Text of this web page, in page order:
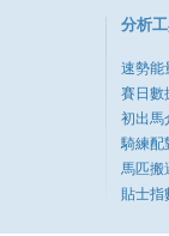
分析
速勢能
賽日數
初出馬
騎練配
馬匹搬
貼士指